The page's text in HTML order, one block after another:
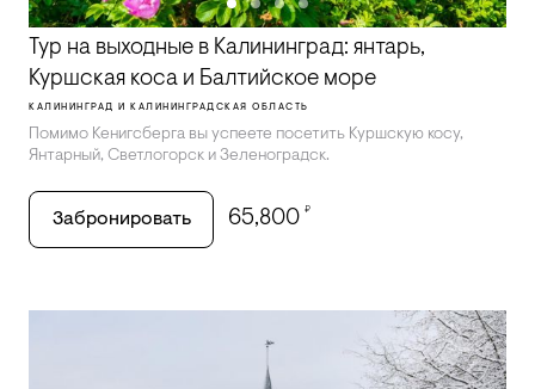
Тур на выходные в Калининград: янтарь,
Куршская коса и Балтийское море
КАЛИНИНГРАД И КАЛИНИНГРАДСКАЯ ОБЛАСТЬ
Помимо Кенигсберга вы успеете посетить Куршскую косу,
Янтарный, Светлогорск и Зеленоградск.
Забронировать 65,800 ₽